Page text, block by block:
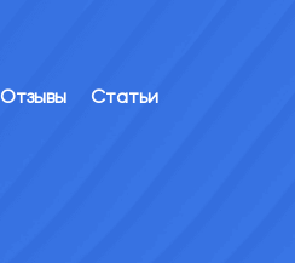
Отзывы Статьи